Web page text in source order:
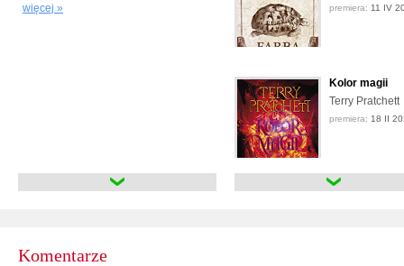
więcej »
premiera: 11 IV
Kolor magii
Terry Pratchett
premiera: 18 II
Kolor magii
Komentarze